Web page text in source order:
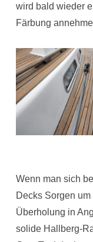
wird bald wieder
Färbung
Wenn man sich
Decks Sorgen
Überholung in
solide Hallberg-